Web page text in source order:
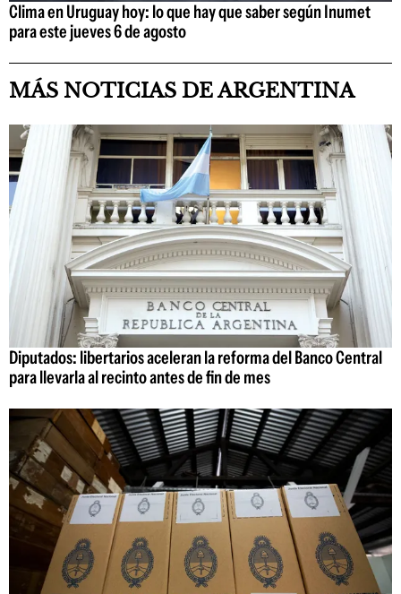
Clima en Uruguay hoy: lo que hay que saber según Inumet
para este jueves 6 de agosto
MÁS NOTICIAS DE ARGENTINA
Diputados: libertarios aceleran la reforma del Banco Central
para llevarla al recinto antes de fin de mes